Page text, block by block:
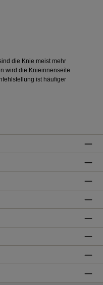
die Knie meist mehr
wird die Knieinnenseite
ist häufiger